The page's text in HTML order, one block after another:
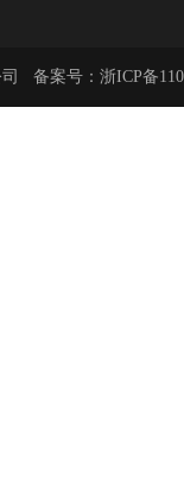
备案号： 浙ICP备